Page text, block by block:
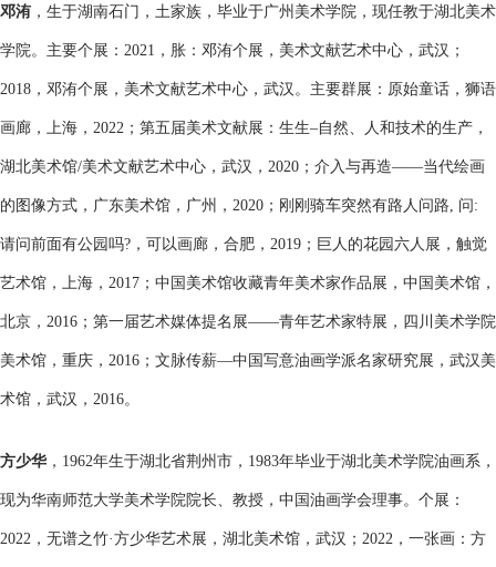
邓洧 ，生于湖南石门，土家族，毕业于广州美术学院，现任教于湖北美术
学院。主要个展：2021，胀：邓洧个展，美术文献艺术中心，武汉；
2018，邓洧个展，美术文献艺术中心，武汉。主要群展：原始童话，狮语
画廊，上海，2022；第五届美术文献展：生生–自然、人和技术的生产，
湖北美术馆/美术文献艺术中心，武汉，2020；介入与再造——当代绘画
的图像方式，广东美术馆，广州，2020；刚刚骑车突然有路人问路, 问:
请问前面有公园吗?，可以画廊，合肥，2019；巨人的花园六人展，触觉
艺术馆，上海，2017；中国美术馆收藏青年美术家作品展，中国美术馆，
北京，2016；第一届艺术媒体提名展——青年艺术家特展，四川美术学院
美术馆，重庆，2016；文脉传薪—中国写意油画学派名家研究展，武汉美
术馆，武汉，2016。
方少华，1962年生于湖北省荆州市，1983年毕业于湖北美术学院油画系，
现为华南师范大学美术学院院长、教授，中国油画学会理事。个展：
2022，无谱之竹·方少华艺术展，湖北美术馆，武汉；2022，一张画：方